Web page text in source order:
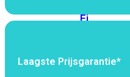
Fi
7
Laagste Prijsgarantie*